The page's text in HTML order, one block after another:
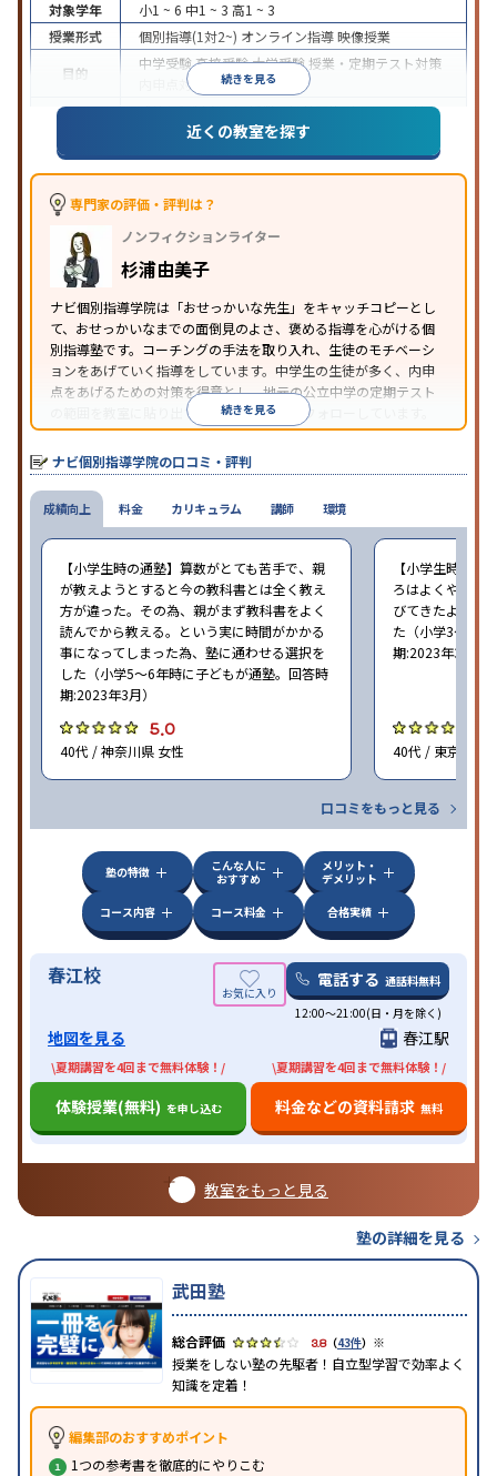
続きを見る
対象学年 小1 ~ 6 中1 ~ 3 高1 ~ 3
授業形式
個別指導(1対2~) オンライン指導映像授業
目的
中学受験高校受験大学受験 授業・定期テスト対策
内申点対策
学習習慣の定着
成績保証制度あり授業の振替可能オンライン対応
1科目から受講可能季節講習のみの受講可
※2023年3月調査。小学校高学年の個別指導塾アンケート調査方法を参
近くの教室を探す
専門家の評価・評判は？
ノンフィクションライター
杉浦由美子
ナビ個別指導学院は「おせっかいな先生」をキャッチコピーとし
て、おせっかいなまでの面倒見のよさ、褒める指導を心がける個
別指導塾です。コーチングの手法を取り入れ、生徒のモチベーシ
ョンをあげていく指導をしています。中学生の生徒が多く、内申
点をあげるための対策を得意とし、地元の公立中学の定期テスト
の範囲を教室に貼り出すなど手厚く学習をフォローしています。
オリジナルテキストを使用しており、特に英語は各教科書に合わ
せたテキストを使った「先取り学習」で理解度を深められます。
続きを見る
ナビ個別指導学院の口コミ・評判
成績向上
【小学生時の通塾】算数がとても苦手で、親
が教えようとすると今の教科書とは全く教え
方が違った。その為、親がまず教科書をよく
読んでから教える。という実に時間がかかる
事になってしまった為、塾に通わせる選択を
した（小学5〜6年時に子どもが通塾。回答時
期:2023年3月）
5.0
40代 / 神奈川県 女性
【小学生時の通
ろはよくやり方
びてきたようで
た（小学3〜6年
期:2023年3月）
40代 / 東京都 女
口コミをもっと見る
料金 カリキュラム 講師 環境
塾の特徴
こんな人に
おすすめ
メリット・
デメリット
コース内容
コース料金 合格実績
春江校 電話する 通話料無料
12:00～21:00(日・月を除く)
地図を見る 春江駅
\夏期講習を4回まで無料体験！/
体験授業(無料) を申し込む
\夏期講習を4回まで無料体験！/
料金などの資料請求 無料
教室をもっと見る
塾の詳細を見る
武田塾
3.8（43件） ※
授業をしない塾の先駆者！自立型学習で効率よく
知識を定着！
編集部のおすすめポイント
1つの参考書を徹底的にやりこむ